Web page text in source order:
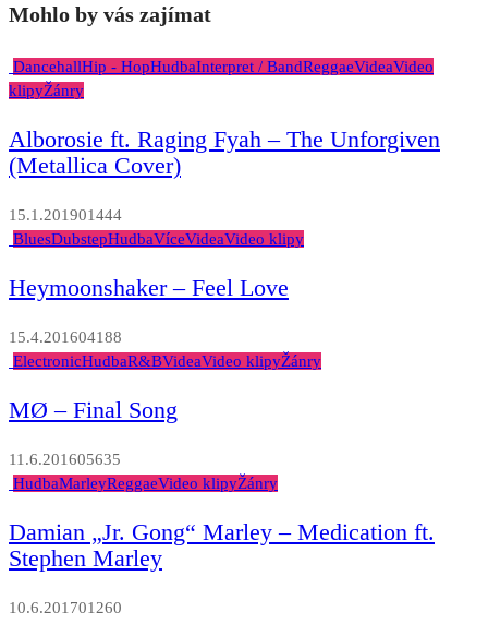
Mohlo by vás zajímat
DancehallHip - HopHudbaInterpret / BandReggaeVideaVideo
klipyŽánry
Alborosie ft. Raging Fyah – The Unforgiven
(Metallica Cover)
15.1.201901444
BluesDubstepHudbaVíceVideaVideo klipy
Heymoonshaker – Feel Love
15.4.201604188
ElectronicHudbaR&BVideaVideo klipyŽánry
MØ – Final Song
11.6.201605635
HudbaMarleyReggaeVideo klipyŽánry
Damian „Jr. Gong“ Marley – Medication ft.
Stephen Marley
10.6.201701260